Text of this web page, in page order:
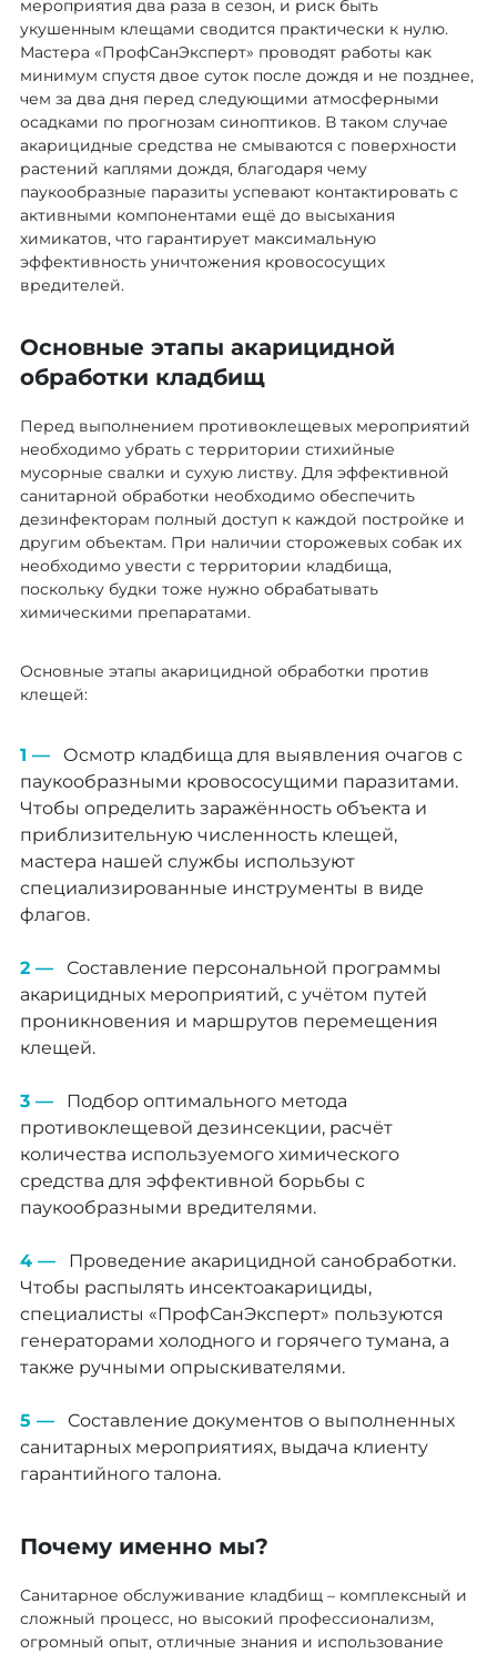
мероприятия два раза в сезон, и риск быть
укушенным клещами сводится практически к нулю.
Мастера «ПрофСанЭксперт» проводят работы как
минимум спустя двое суток после дождя и не позднее,
чем за два дня перед следующими атмосферными
осадками по прогнозам синоптиков. В таком случае
акарицидные средства не смываются с поверхности
растений каплями дождя, благодаря чему
паукообразные паразиты успевают контактировать с
активными компонентами ещё до высыхания
химикатов, что гарантирует максимальную
эффективность уничтожения кровососущих
вредителей.
Основные этапы акарицидной
обработки кладбищ
Перед выполнением противоклещевых мероприятий
необходимо убрать с территории стихийные
мусорные свалки и сухую листву. Для эффективной
санитарной обработки необходимо обеспечить
дезинфекторам полный доступ к каждой постройке и
другим объектам. При наличии сторожевых собак их
необходимо увести с территории кладбища,
поскольку будки тоже нужно обрабатывать
химическими препаратами.
Основные этапы акарицидной обработки против
клещей:
Осмотр кладбища для выявления очагов с
паукообразными кровососущими паразитами.
Чтобы определить заражённость объекта и
приблизительную численность клещей,
мастера нашей службы используют
специализированные инструменты в виде
флагов.
Составление персональной программы
акарицидных мероприятий, с учётом путей
проникновения и маршрутов перемещения
клещей.
Подбор оптимального метода
противоклещевой дезинсекции, расчёт
количества используемого химического
средства для эффективной борьбы с
паукообразными вредителями.
Проведение акарицидной санобработки.
Чтобы распылять инсектоакарициды,
специалисты «ПрофСанЭксперт» пользуются
генераторами холодного и горячего тумана, а
также ручными опрыскивателями.
Составление документов о выполненных
санитарных мероприятиях, выдача клиенту
гарантийного талона.
Почему именно мы?
Санитарное обслуживание кладбищ – комплексный и
сложный процесс, но высокий профессионализм,
огромный опыт, отличные знания и использование